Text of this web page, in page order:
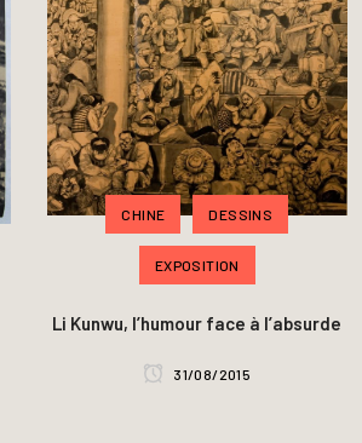
CHINE DESSINS
EXPOSITION
Li Kunwu, l’humour face à l’absurde
31/08/2015